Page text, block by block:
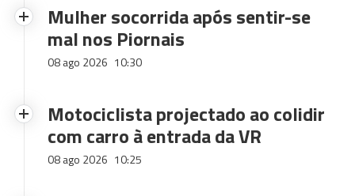
Mulher socorrida após sentir-se
mal nos Piornais
08 ago 2026 10:30
Motociclista projectado ao colidir
com carro à entrada da VR
08 ago 2026 10:25